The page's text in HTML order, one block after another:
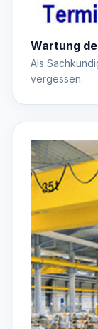
Wartung
Als
vergessen.